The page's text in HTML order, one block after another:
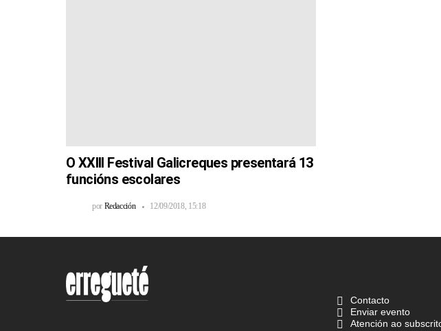
O XXIII Festival Galicreques presentará 13
funcións escolares
por Redacción 12/09/2018, 15:18
Contacto
Enviar evento
Atención ao